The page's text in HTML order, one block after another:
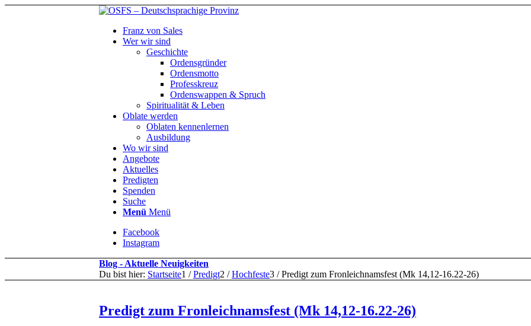
Franz von Sales
Wer wir sind
Geschichte
Ordensgründer
Ordensmotto
Professkreuz
Ordenswappen & Spruch
Spiritualität & Leben
Oblate werden
Oblaten kennenlernen
Ausbildung
Wo wir sind
Angebote
Aktuelles
Predigten
Spenden
Suche
Menü Menü
Facebook
Instagram
Blog - Aktuelle Neuigkeiten
Du bist hier: Startseite1 / Predigt2 / Hochfeste3 / Predigt zum Fronleichnamsfest (Mk 14,12-16.22-26)
Predigt zum Fronleichnamsfest (Mk 14,12-16.22-26)